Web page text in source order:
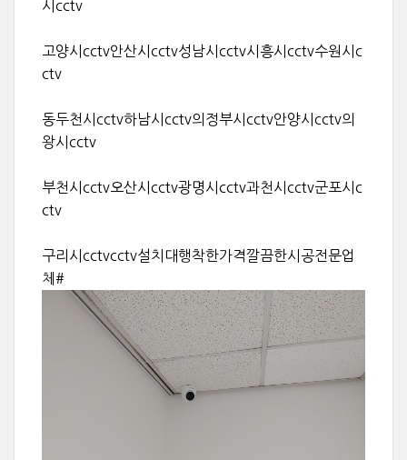
시cctv
고양시cctv안산시cctv성남시cctv시흥시cctv수원시c
ctv
동두천시cctv하남시cctv의정부시cctv안양시cctv의
왕시cctv
부천시cctv오산시cctv광명시cctv과천시cctv군포시c
ctv
구리시cctvcctv설치대행착한가격깔끔한시공전문업
체#